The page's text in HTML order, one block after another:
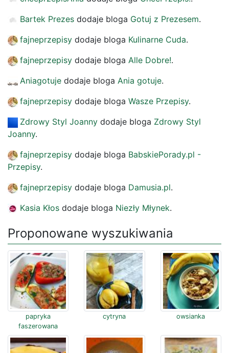
Bartek Prezes dodaje bloga Gotuj z Prezesem.
fajneprzepisy dodaje bloga Kulinarne Cuda.
fajneprzepisy dodaje bloga Alle Dobre!.
Aniagotuje dodaje bloga Ania gotuje.
fajneprzepisy dodaje bloga Wasze Przepisy.
Zdrowy Styl Joanny dodaje bloga Zdrowy Styl
Joanny.
fajneprzepisy dodaje bloga BabskiePorady.pl -
Przepisy.
fajneprzepisy dodaje bloga Damusia.pl.
Kasia Kłos dodaje bloga Niezły Młynek.
Proponowane wyszukiwania
papryka
faszerowana
cytryna owsianka